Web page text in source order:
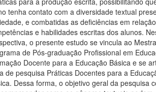
tenha contato com a diversidade textual
e combatidas as deficiências em
e habilidades escritas dos alunos.
o presente estudo se vincula ao
de Pós-graduação Profissional em
Docente para a Educação Básica e se
de pesquisa Práticas Docentes para a
Dessa forma, o objetivo geral da pesquisa